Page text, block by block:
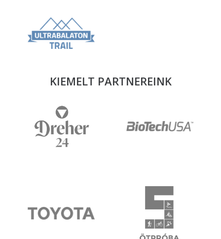
KIEMELT PARTNEREINK